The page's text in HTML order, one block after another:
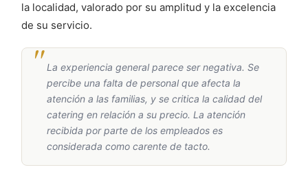
la localidad, valorado por su amplitud y la excelencia
de su servicio.
La experiencia general parece ser negativa. Se
percibe una falta de personal que afecta la
atención a las familias, y se critica la calidad del
catering en relación a su precio. La atención
recibida por parte de los empleados es
considerada como carente de tacto.